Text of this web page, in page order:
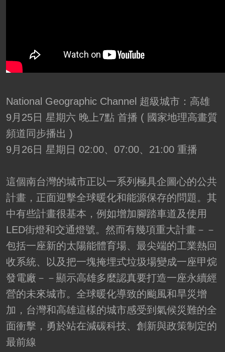
National Geographic Channel 超級城市：高雄
9月25日 星期六 晚上7點 首播 ( 國家地理高畫質
頻道同步播出 )
9月26日 星期日 02:00、07:00、21:00 重播
這個南台灣的城市正以一系列極具企圖心的公共
計畫，正面迎擊全球暖化和能源保存的問題。其
中有些計畫很基本，例如增加腳踏車道及使用
LED街燈和交通燈號。然而有幾項重大計畫－－
包括一座新的太陽能體育場、最尖端的工業熱回
收系統、以及把一塊掩埋式垃圾場變成一座甲烷
發電廠－－顯示高雄多麼認真要打造一座永續經
營的未來城市。全球暖化導致的颱風和旱災增
加，台灣和高雄這樣的城市感受到氣候災難的全
面衝擊，勇於站在減碳科技、創新與政策制定的
最前線